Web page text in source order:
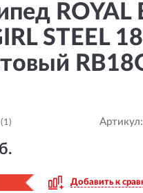
ROYAL
STEEL
(1) Артикул:
Добавить к